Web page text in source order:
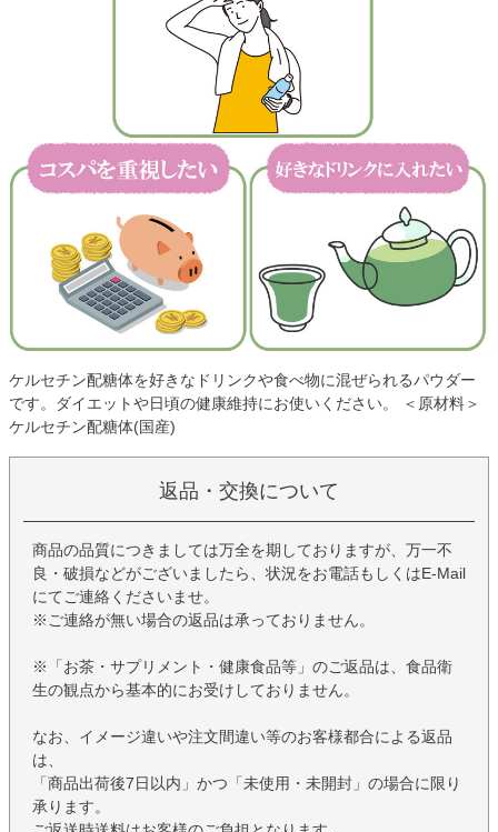
ケルセチン配糖体を好きなドリンクや食べ物に混ぜられるパウダー
です。ダイエットや日頃の健康維持にお使いください。 ＜原材料＞
ケルセチン配糖体(国産)
返品・交換について
商品の品質につきましては万全を期しておりますが、万一不
良・破損などがございましたら、状況をお電話もしくはE-Mail
にてご連絡くださいませ。
※ご連絡が無い場合の返品は承っておりません。
※「お茶・サプリメント・健康食品等」のご返品は、食品衛
生の観点から基本的にお受けしておりません。
なお、イメージ違いや注文間違い等のお客様都合による返品
は、
「商品出荷後7日以内」かつ「未使用・未開封」の場合に限り
承ります。